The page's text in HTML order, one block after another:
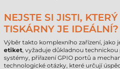
NEJSTE SI JISTI,
TISKÁRNY JE IDEÁLNÍ?
Výběr takto komplexního zařízení, jako
etiket, vyžaduje důkladnou
systémy, přiřazení GPIO portů a
technologické otázky, které určují